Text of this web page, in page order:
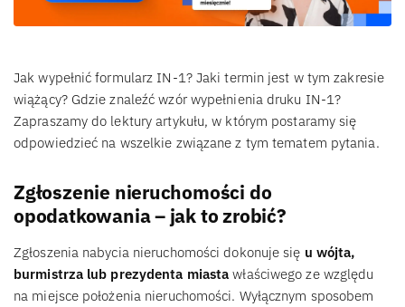
Jak wypełnić formularz IN-1? Jaki termin jest w tym zakresie
wiążący? Gdzie znaleźć wzór wypełnienia druku IN-1?
Zapraszamy do lektury artykułu, w którym postaramy się
odpowiedzieć na wszelkie związane z tym tematem pytania.
Zgłoszenie nieruchomości do
opodatkowania – jak to zrobić?
Zgłoszenia nabycia nieruchomości dokonuje się u wójta,
burmistrza lub prezydenta miastawłaściwego ze względu
na miejsce położenia nieruchomości. Wyłącznym sposobem